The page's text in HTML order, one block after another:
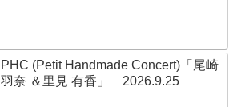
PHC (Petit Handmade Concert)「尾崎
羽奈 ＆里見 有香」 2026.9.25